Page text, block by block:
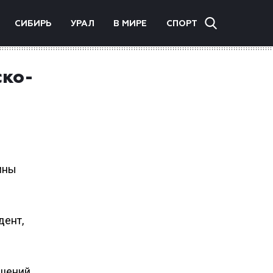
СИБИРЬ УРАЛ В МИРЕ СПОРТ